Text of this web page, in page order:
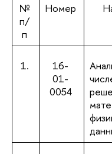
№
п/
п
Номер
1.
16-
01-
0054